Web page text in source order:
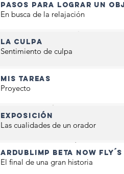
Pasos para lograr un
En busca de la relajación
La culpa
Sentimiento de culpa
Mis tareas
Proyecto
Exposición
Las cualidades de un orador
ArduBlimp Beta now fly´s
El final de una gran historia